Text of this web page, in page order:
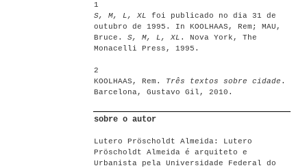
1
S, M, L, XL foi publicado no dia 31 de
outubro de 1995. In KOOLHAAS, Rem; MAU,
Bruce. S, M, L, XL . Nova York, The
Monacelli Press, 1995.
2
KOOLHAAS, Rem. Três textos sobre cidade .
Barcelona, Gustavo Gil, 2010.
sobre o autor
Lutero Pröscholdt Almeida: Lutero
Pröscholdt Almeida é arquiteto e
Urbanista pela Universidade Federal do